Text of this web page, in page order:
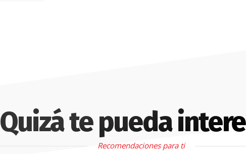
Quizá te pueda
Recomendaciones para ti